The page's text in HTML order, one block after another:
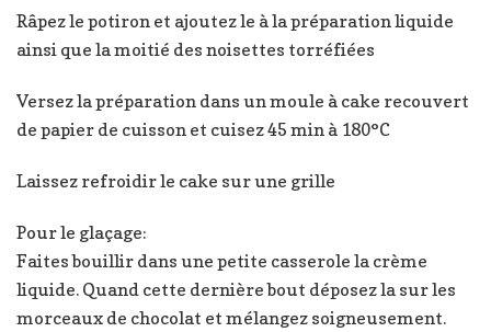
Râpez le potiron et ajoutez le à la préparation liquide
ainsi que la moitié des noisettes torréfiées
Versez la préparation dans un moule à cake recouvert
de papier de cuisson et cuisez 45 min à 180°C
Laissez refroidir le cake sur une grille
Pour le glaçage:
Faites bouillir dans une petite casserole la crème
liquide. Quand cette dernière bout déposez la sur les
morceaux de chocolat et mélangez soigneusement.